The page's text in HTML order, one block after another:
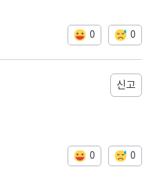
0 0
신고
0 0